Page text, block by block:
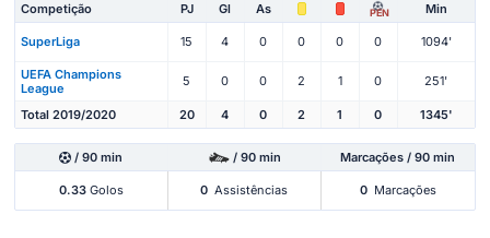
Competição PJ Gl As PEN Min
SuperLiga 15 4 0 0 0 0 1094'
UEFA Champions
League
5 0 0 2 1 0 251'
Total 2019/2020 20 4 0 2 1 0 1345'
/ 90 min / 90 min Marcações / 90 min
0.33Golos 0 Assistências 0 Marcações